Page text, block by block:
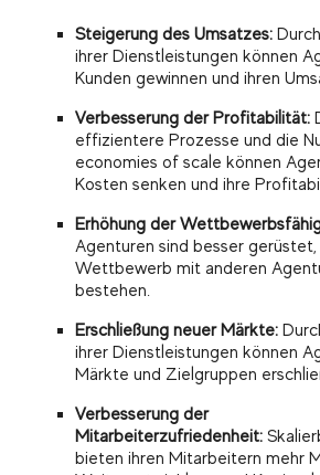
Steigerung des Umsatzes:
ihrer Dienstleistungen können
Kunden gewinnen und ihren
Verbesserung der Profitabilität:
effizientere Prozesse und die
economies of scale können
Kosten senken und ihre
Erhöhung der
Agenturen sind besser gerüstet,
Wettbewerb mit anderen
bestehen.
Erschließung neuer Märkte:
ihrer Dienstleistungen können
Märkte und Zielgruppen
Verbesserung der
Mitarbeiterzufriedenheit:
bieten ihren Mitarbeitern mehr